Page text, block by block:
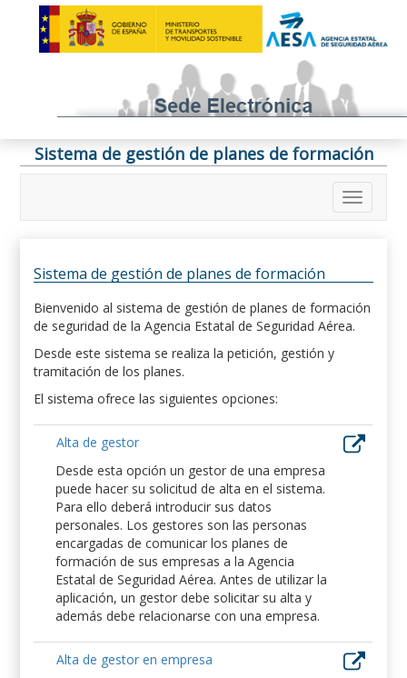
Sistema de gestión de planes de formación
Sistema de gestión de planes de formación
Bienvenido al sistema de gestión de planes de formación
de seguridad de la Agencia Estatal de Seguridad Aérea.
Desde este sistema se realiza la petición, gestión y
tramitación de los planes.
El sistema ofrece las siguientes opciones:
Alta de gestor
Desde esta opción un gestor de una empresa
puede hacer su solicitud de alta en el sistema.
Para ello deberá introducir sus datos
personales. Los gestores son las personas
encargadas de comunicar los planes de
formación de sus empresas a la Agencia
Estatal de Seguridad Aérea. Antes de utilizar la
aplicación, un gestor debe solicitar su alta y
además debe relacionarse con una empresa.
Alta de gestor en empresa